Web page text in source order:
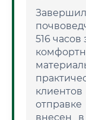
516
внесен